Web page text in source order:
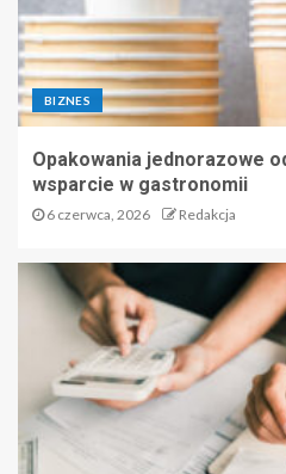
BIZNES
Opakowania jednorazowe
wsparcie w gastronomii
6 czerwca, 2026 Redakcja